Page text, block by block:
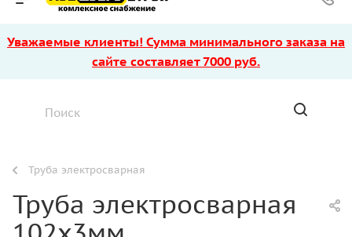
Уважаемые клиенты! Сумма минимального заказа на
сайте составляет 7000 руб.
Труба электросварная
Труба электросварная